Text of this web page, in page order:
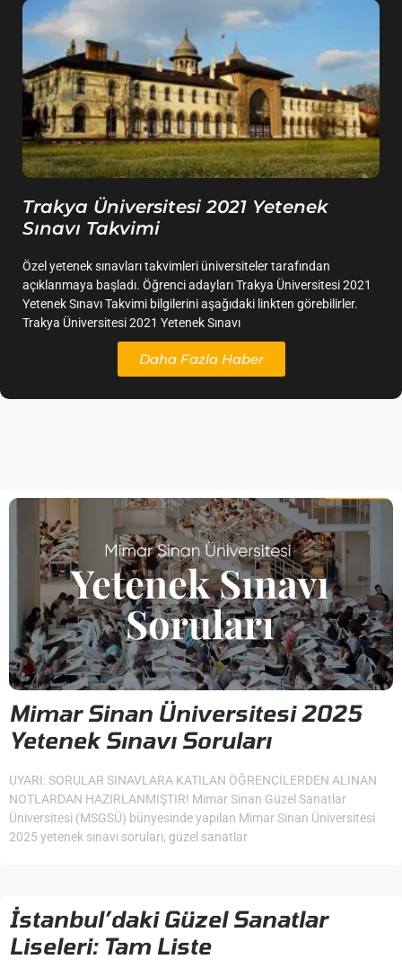
Trakya Üniversitesi 2021 Yetenek
Sınavı Takvimi
Özel yetenek sınavları takvimleri üniversiteler tarafından
açıklanmaya başladı. Öğrenci adayları Trakya Üniversitesi 2021
Yetenek Sınavı Takvimi bilgilerini aşağıdaki linkten görebilirler.
Trakya Üniversitesi 2021 Yetenek Sınavı
Daha Fazla Haber
Mimar Sinan Üniversitesi 2025
Yetenek Sınavı Soruları
UYARI: SORULAR SINAVLARA KATILAN ÖĞRENCİLERDEN ALINAN
NOTLARDAN HAZIRLANMIŞTIR! Mimar Sinan Güzel Sanatlar
Üniversitesi (MSGSÜ) bünyesinde yapılan Mimar Sinan Üniversitesi
2025 yetenek sınavı soruları, güzel sanatlar
İstanbul’daki Güzel Sanatlar
Liseleri: Tam Liste